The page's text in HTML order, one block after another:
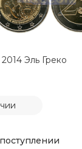
Эль Греко